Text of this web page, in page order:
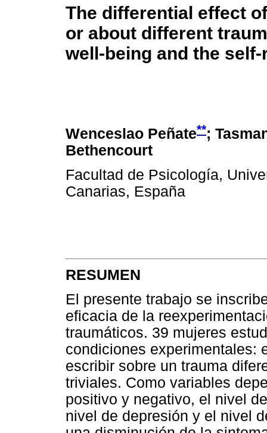
The differential effect
or about different
well-being and the
Wenceslao Peñate**;
Bethencourt
Facultad de Psicología,
Canarias, España
RESUMEN
El presente trabajo se
eficacia de la
traumáticos. 39 mujeres
condiciones experimentales:
escribir sobre un trauma
triviales. Como variables
positivo y negativo, el nivel
nivel de depresión y el nivel